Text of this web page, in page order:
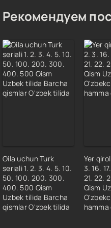
Рекомендуем
Oila uchun Turk
seriali 1. 2. 3. 4. 5. 10.
50. 100. 200. 300.
400. 500 Qism
Uzbek tilida Barcha
qismlar O'zbek tilida
Yer
3. 16.
21. 22.
Qism